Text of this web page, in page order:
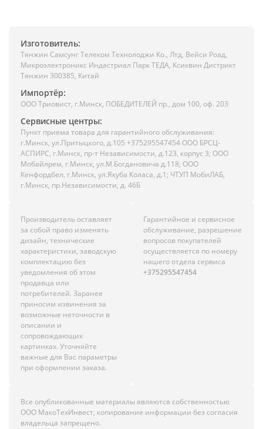
Изготовитель:
Тянжин Самсунг Телеком Технолоджи Ко., Лтд, Вейси Роад,
Микроэлектроникс Индастриал Парк ТЕДА, Ксиквин Дистрикт
Тянжин 300385, Китай
Импортёр:
ООО Триовист, г.Минск, ПОБЕДИТЕЛЕЙ пр., дом 100, оф. 203
Сервисные центры:
Пункт приема товара для гарантийного обслуживания:
г.Минск, ул.Притыцкого, д.105 +375295547454 ООО БРСЦ-
АСПИРС, г.Минск, пр-т Независимости, д.123, корпус 3; ООО
Мобайлрем, г.Минск, ул.М.Богдановича д.118; ООО
Кенфордбел, г.Минск, ул.Якуба Коласа, д.1; ЧТУП МобиЛАБ,
г.Минск, пр.Независимости, д. 46Б
Производитель оставляет
за собой право изменять
дизайн, технические
характеристики, заводскую
комплектацию без
уведомления об этом
продавца или
потребителей. Заранее
приносим извинения за
возможные неточности в
описании и
сопровождающих
картинках. Уточняйте
важные для Вас параметры
при оформлении заказа.
Гарантийное и сервисное
обслуживание, разрешение
вопросов покупателей
осуществляется по номеру
нашего отдела сервиса
+375295547454
Все опубликованные материалы являются собственностью
ООО МакоТехИнвест, копирование информации без согласия
владельца запрещено.